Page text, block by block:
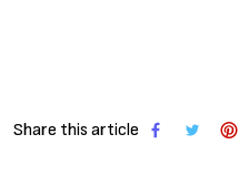
Share this article